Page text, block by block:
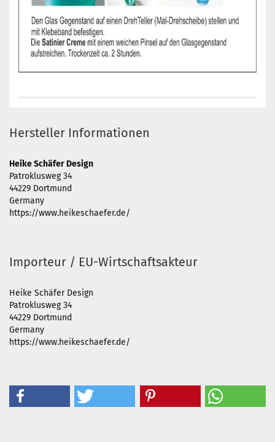
Hersteller Informationen
Heike Schäfer Design
Patroklusweg 34
44229 Dortmund
Germany
https://www.heikeschaefer.de/
Importeur / EU-Wirtschaftsakteur
Heike Schäfer Design
Patroklusweg 34
44229 Dortmund
Germany
https://www.heikeschaefer.de/